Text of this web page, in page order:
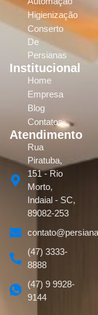
Higienização
Conserto
De
Persianas
Institucional
Home
Empresa
Blog
Contatos
Atendimento
Rua
Piratuba,
151 - Rio
Morto,
Indaial - SC,
89082-253
(47) 3333-
8888
(47) 9 9928-
9144